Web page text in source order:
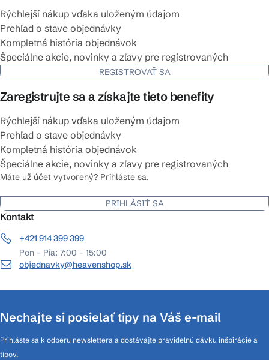
Rýchlejší nákup vďaka uloženým údajom
Prehľad o stave objednávky
Kompletná história objednávok
Špeciálne akcie, novinky a zľavy pre registrovaných
REGISTROVAŤ SA
Zaregistrujte sa a získajte tieto benefity
Rýchlejší nákup vďaka uloženým údajom
Prehľad o stave objednávky
Kompletná história objednávok
Špeciálne akcie, novinky a zľavy pre registrovaných
Máte už účet vytvorený? Prihláste sa.
PRIHLÁSIŤ SA
Kontakt
+421 914 399 399
Pon - Pia: 7:00 - 15:00
objednavky@heavenshop.sk
Nechajte si posielať tipy na Váš e-mail
Prihláste sa k odberu newslettera a dostávajte pravidelnú dávku inšpirácie a
tipov.